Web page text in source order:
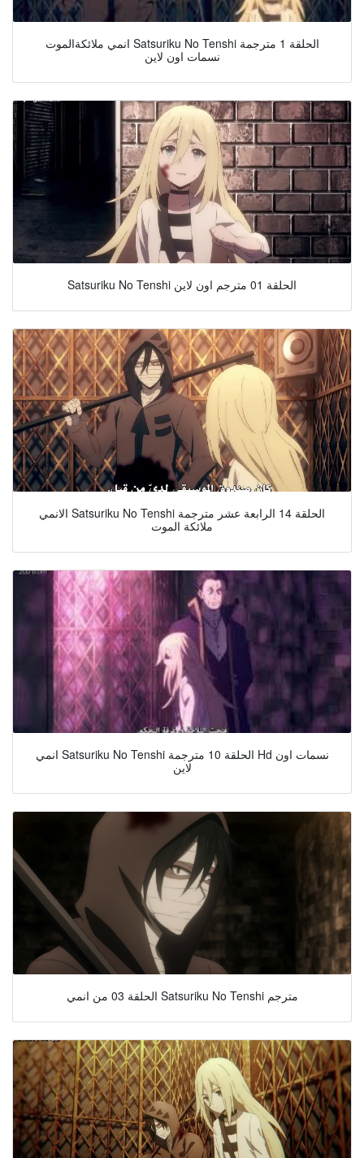
انمي ملائكةالموت Satsuriku No Tenshi الحلقة 1 مترجمة
نسمات اون لاين
Satsuriku No Tenshi الحلقة 01 مترجم اون لاين
الانمي Satsuriku No Tenshi الحلقة 14 الرابعة عشر مترجمة
ملائكة الموت
انمي Satsuriku No Tenshi الحلقة 10 مترجمة Hd نسمات اون
لاين
الحلقة 03 من انمي Satsuriku No Tenshi مترجم